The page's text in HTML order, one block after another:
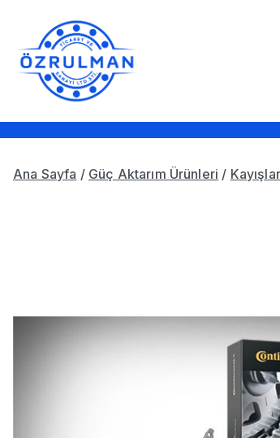
Güç Aktarım
Ana Sayfa / Güç Aktarım Ürünleri / Kayışlar